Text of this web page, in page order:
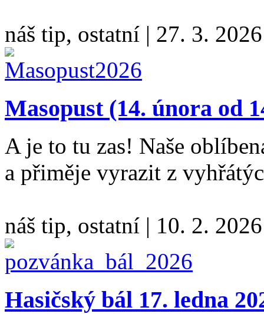
náš tip, ostatní | 27. 3. 2026
Masopust (14. února od
A je to tu zas! Naše
a přiměje vyrazit z
náš tip, ostatní | 10. 2. 2026
Hasičský bál 17. ledna